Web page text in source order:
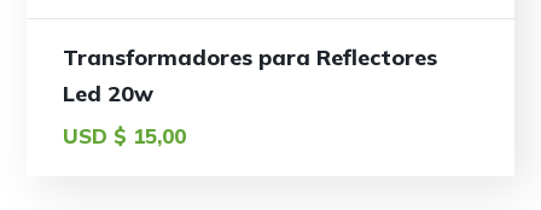
Transformadores para Reflectores
Led 20w
USD $ 15,00